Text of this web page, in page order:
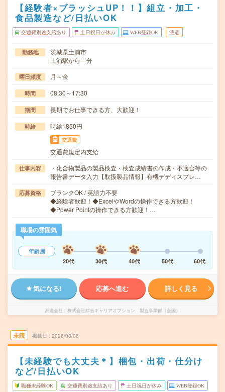
【経験者×ブラッシュUP！！】組立・加工・
食品製造など/日払いOK
交通費別途支給あり 土日祝日が休み WEB登録OK 派遣
勤務地
茨城県土浦市
土浦駅から---分
曜日頻度 月～金
時間 08:30～17:30
期間 長期でお仕事できる方、大歓迎！
時給 時給1850円
交通費
交通費規定内支給
仕事内容
・化合物製品の製品検査・検査成績書の作成・不適合等の
報告書データ入力【取扱製品情報】有機デディスプレ…
応募資格
ブランクOK / 英語力不要
◆経験者歓迎！◆ExcelやWordの操作できる方歓迎！
◆Power Pointの操作できる方歓迎！…
職場の雰囲気
年齢層
20代
30代 40代 50代 60代
気になる! 応募へ進む 詳しく見る
派遣会社 株式会社綜合キャリアオプション 製造事業部（全国）
未読 掲載日 2026/08/06
【未経験でも大丈夫＊】梱包・出荷・仕分け
など/日払いOK
職種未経験OK 交通費別途支給あり 土日祝日が休み WEB登録OK